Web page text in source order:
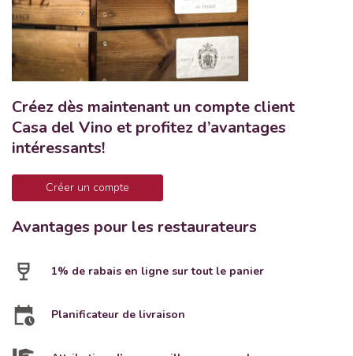
Créez dès maintenant un compte client
Casa del Vino et profitez d’avantages
intéressants!
Créer un compte
Avantages pour les restaurateurs
1% de rabais en ligne sur tout le panier
Planificateur de livraison